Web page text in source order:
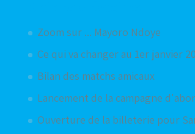
Zoom sur ... Mayoro Ndoye
Ce qui va changer au 1er janvier
Bilan des matchs amicaux
Lancement de la campagne
Ouverture de la billeterie pour